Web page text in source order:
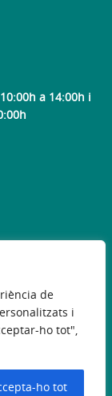
de
i
ho tot",
ho tot
a 14:00h i